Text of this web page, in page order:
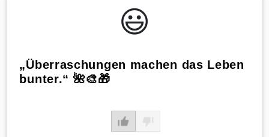
😃️
„Überraschungen machen das Leben
bunter.“ 🌺🎨🎁